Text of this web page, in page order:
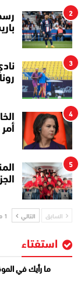
2
3
4
5
السابق التالي 1 من 3٬086
استفتاء
ما رأيك في